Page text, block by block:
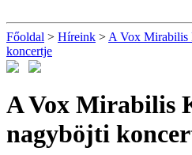
Főoldal > Híreink > A Vox Mirabilis
koncertje
A Vox Mirabilis
nagyböjti